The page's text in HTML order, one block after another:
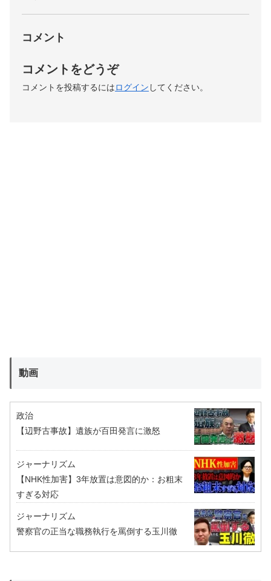
コメント
コメントをどうぞ
コメントを投稿するにはログイン してください。
動画
政治
【辺野古事故】遺族が百田発言に激怒
ジャーナリズム
【NHK性加害】3年放置は意図的か：お粗末
すぎる対応
ジャーナリズム
警察官の正当な職務執行を罵倒する玉川徹